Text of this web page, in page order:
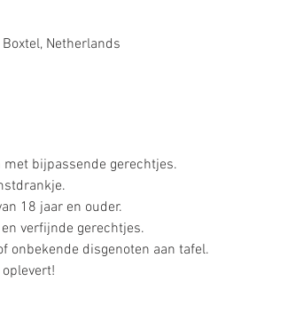
Netherlands
bijpassende gerechtjes.
18 jaar en ouder.
verfijnde gerechtjes.
onbekende disgenoten aan tafel.